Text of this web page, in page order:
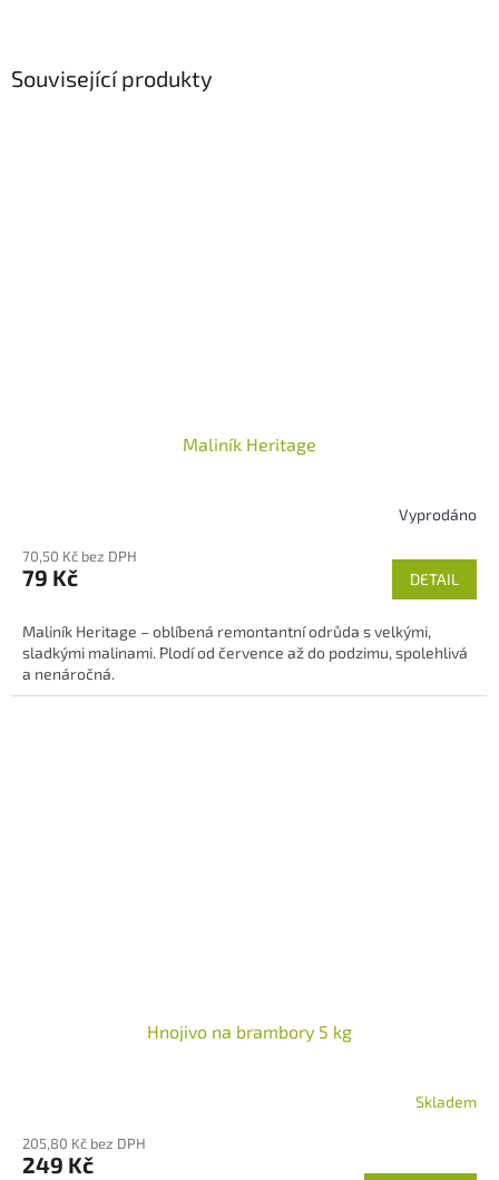
Související produkty
Maliník Heritage
Vyprodáno
70,50 Kč bez DPH
79 Kč DETAIL
Maliník Heritage – oblíbená remontantní odrůda s velkými,
sladkými malinami. Plodí od července až do podzimu, spolehlivá
a nenáročná.
Hnojivo na brambory 5 kg
produktu
je
Skladem
205,80 Kč bez DPH
249 Kč